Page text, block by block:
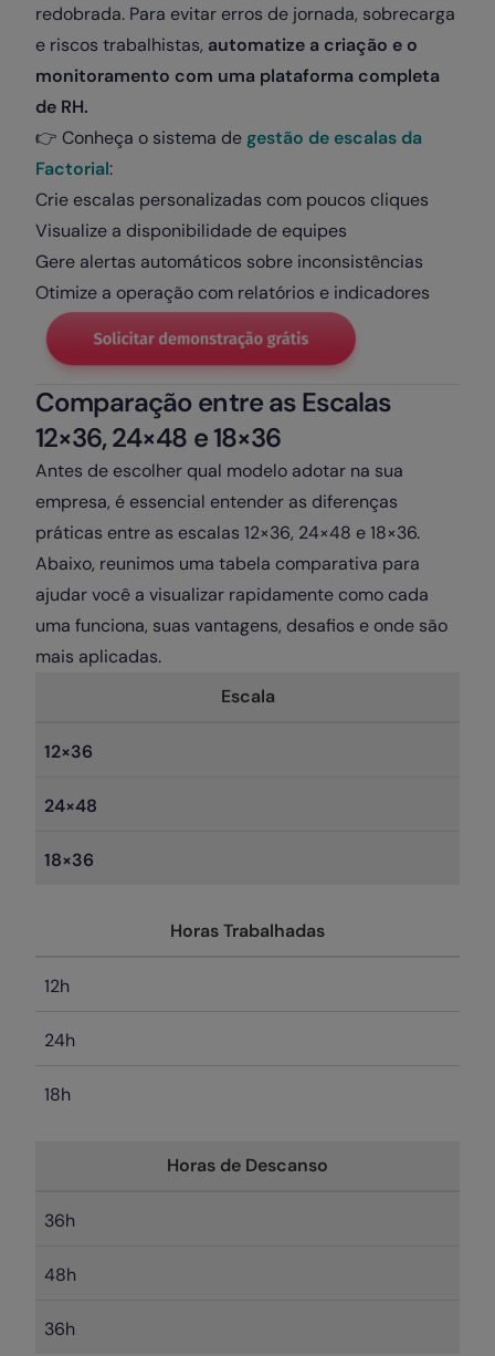
redobrada. Para evitar erros de jornada, sobrecarga
e riscos trabalhistas, automatize a criação e o
monitoramento com uma plataforma completa
de RH.
👉 Conheça o sistema de gestão de escalas da
Factorial:
Crie escalas personalizadas com poucos cliques
Visualize a disponibilidade de equipes
Gere alertas automáticos sobre inconsistências
Otimize a operação com relatórios e indicadores
Comparação entre as Escalas
12×36, 24×48 e 18×36
Antes de escolher qual modelo adotar na sua
empresa, é essencial entender as diferenças
práticas entre as escalas 12×36, 24×48 e 18×36.
Abaixo, reunimos uma tabela comparativa para
ajudar você a visualizar rapidamente como cada
uma funciona, suas vantagens, desafios e onde são
mais aplicadas.
Escala
12×36
24×48
18×36
Horas Trabalhadas
12h
24h
18h
Horas de Descanso
36h
48h
36h